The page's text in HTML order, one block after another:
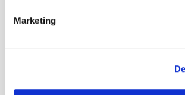
Marketing
Blijf op de hoogte met de Trendyard